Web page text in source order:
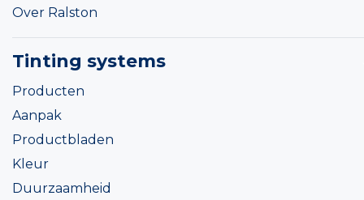
Over Ralston
Tinting systems
Producten
Aanpak
Productbladen
Kleur
Duurzaamheid